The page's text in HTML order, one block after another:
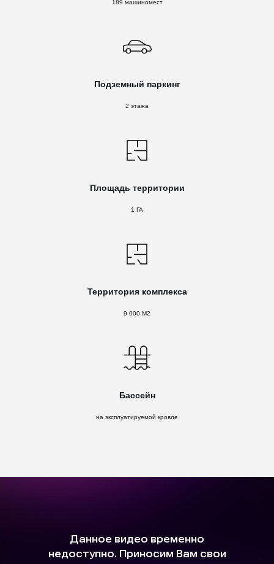
189 машиномест
Подземный паркинг
2 этажа
Площадь территории
1 ГА
Территория комплекса
9 000 М2
Бассейн
на эксплуатируемой кровле